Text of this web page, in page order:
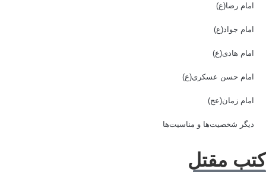
امام رضا(ع)
امام جواد(ع)
امام هادی(ع)
امام حسن عسکری(ع)
امام زمان(عج)
دیگر شخصیت‌ها و مناسیت‌ها
مقتل